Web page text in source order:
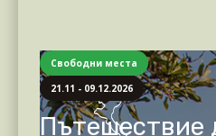
Свободни места
21.11 - 09.12.2026
Пътешествие